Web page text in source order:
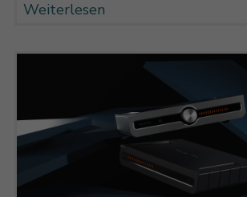
Weiterlesen